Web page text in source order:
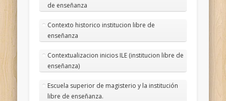
de enseñanza
Contexto historico institucion libre de
enseñanza
Contextualizacion inicios ILE (institucion libre de
enseñanza)
Escuela superior de magisterio y la institución
libre de enseñanza.